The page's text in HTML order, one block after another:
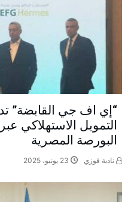
“إي اف جي القابضة”
التمويل الاستهلاكي
البورصة المصرية
نادية فوزي 23 يونيو، 2025